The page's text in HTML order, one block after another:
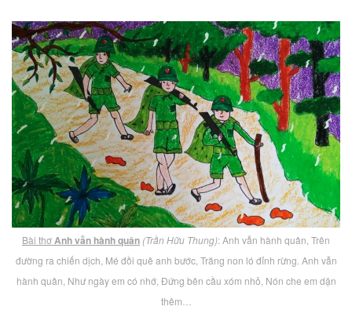
Bài thơ Anh vẫn hành quân (Trần Hữu Thung): Anh vẫn hành quân, Trên
đường ra chiến dịch, Mé đồi quê anh bước, Trăng non ló đỉnh rừng. Anh vẫn
hành quân, Như ngày em có nhớ, Đứng bên cầu xóm nhỏ, Nón che em dặn
thêm…